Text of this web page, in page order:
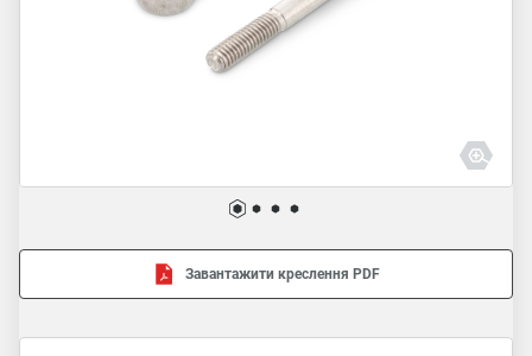
Завантажити креслення PDF